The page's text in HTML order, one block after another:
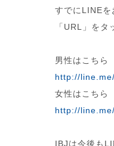
すでにLINEを
「URL」をタ
男性はこちら
http://
女性はこちら
http://
IBJは今後も